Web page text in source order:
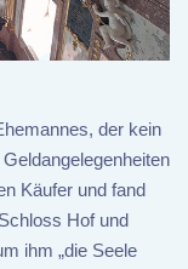
der kein
Käufer und fand
Hof und
ihm „die Seele